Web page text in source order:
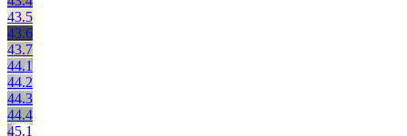
43.5
43.6
43.7
44.1
44.2
44.3
44.4
45.1